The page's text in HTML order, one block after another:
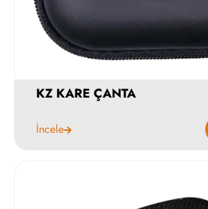
KZ KARE ÇANTA
İncele